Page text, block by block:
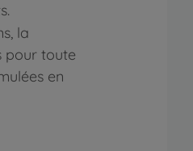
la
pour toute
en